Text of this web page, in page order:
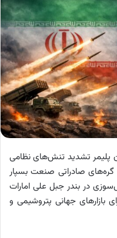
پلیمر تشدید تنش‌های نظامی
گره‌های صادراتی صنعت بسپار
در بندر جبل علی امارات
بازارهای جهانی پتروشیمی و